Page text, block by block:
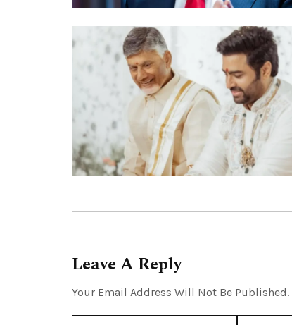
Leave A Reply
Your Email Address Will Not Be Published.